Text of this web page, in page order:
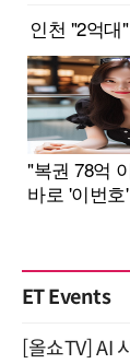
ET Events